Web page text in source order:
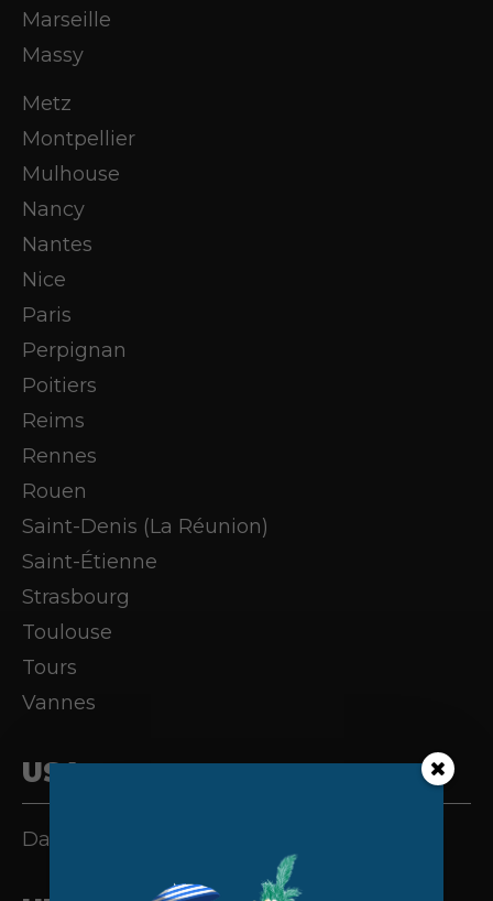
Marseille
Massy
Metz
Montpellier
Mulhouse
Nancy
Nantes
Nice
Paris
Perpignan
Poitiers
Reims
Rennes
Rouen
Saint-Denis (La Réunion)
Saint-Étienne
Strasbourg
Toulouse
Tours
Vannes
USA
Dallas